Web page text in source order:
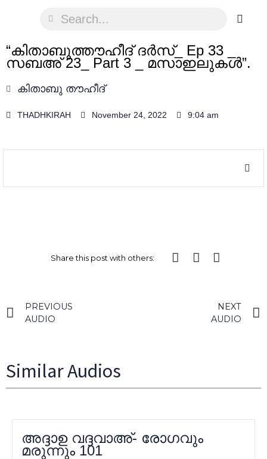
“കിതാബുത്തൗഹീദ് ദർസ്_ Ep 33 _
സബഅ് 23_ Part 3 _ മസാഇലുകൾ”.
കിതാബു തൗഹീദ്
THADHKIRAH November 24, 2022 9:04 am
Share this post with others:
PREVIOUS
AUDIO
NEXT
AUDIO
Similar Audios
അദ്ദാഉ വദ്ദവാഅ്- രോഗവും
മരുന്നും 101